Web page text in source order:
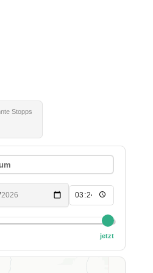
Stopps
jetzt